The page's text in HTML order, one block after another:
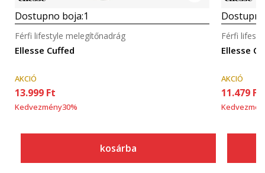
Dostupno boja:1
Ellesse Cuffed
Férfi lifestyle melegítőnadrág
AKCIÓ
13.999 Ft
Kedvezmény30%
kosárba
Ellesse
Férfi
AKCIÓ
11.479 Ft